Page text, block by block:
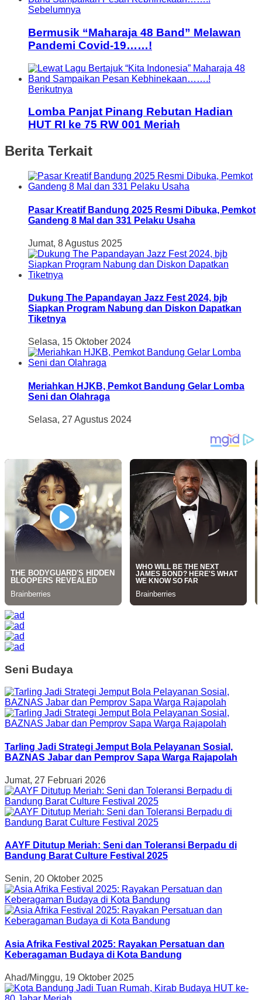
Sebelumnya
Bermusik “Maharaja 48 Band” Melawan
Pandemi Covid-19……!
Berikutnya
Lomba Panjat Pinang Rebutan Hadian
HUT RI ke 75 RW 001 Meriah
Berita Terkait
Pasar Kreatif Bandung 2025 Resmi Dibuka, Pemkot
Gandeng 8 Mal dan 331 Pelaku Usaha
Jumat, 8 Agustus 2025
Dukung The Papandayan Jazz Fest 2024, bjb
Siapkan Program Nabung dan Diskon Dapatkan
Tiketnya
Selasa, 15 Oktober 2024
Meriahkan HJKB, Pemkot Bandung Gelar Lomba
Seni dan Olahraga
Selasa, 27 Agustus 2024
Seni Budaya
Tarling Jadi Strategi Jemput Bola Pelayanan Sosial,
BAZNAS Jabar dan Pemprov Sapa Warga Rajapolah
Jumat, 27 Februari 2026
AAYF Ditutup Meriah: Seni dan Toleransi Berpadu di
Bandung Barat Culture Festival 2025
Senin, 20 Oktober 2025
Asia Afrika Festival 2025: Rayakan Persatuan dan
Keberagaman Budaya di Kota Bandung
Ahad/Minggu, 19 Oktober 2025